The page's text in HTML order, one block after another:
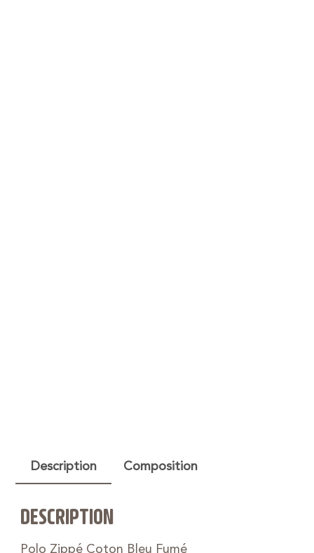
Description Composition
DESCRIPTION
Polo Zippé Coton Bleu Fumé